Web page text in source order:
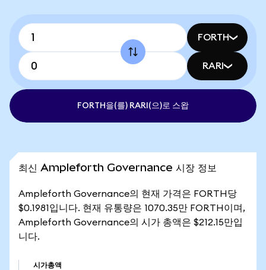
FORTH
RARI
FORTH을(를) RARI(으)로 스왑
최신 Ampleforth Governance 시장 정보
Ampleforth Governance의 현재 가격은 FORTH당
$0.1981입니다. 현재 유통량은 1070.35만 FORTH이며,
Ampleforth Governance의 시가 총액은 $212.15만입
니다.
시가총액